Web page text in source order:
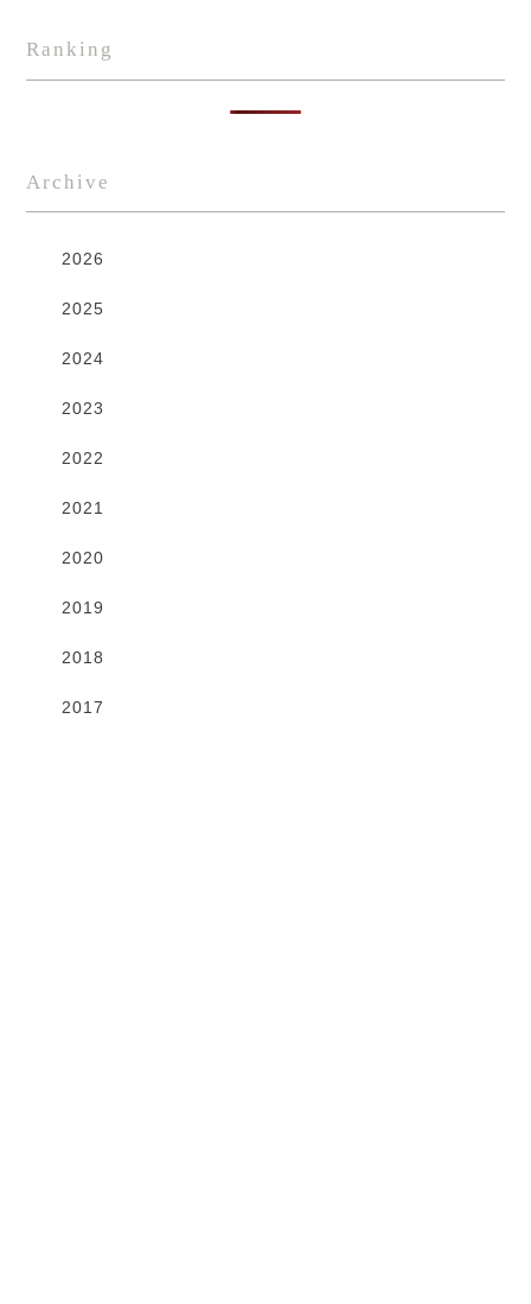
Ranking
Archive
2026
2025
2024
2023
2022
2021
2020
2019
2018
2017